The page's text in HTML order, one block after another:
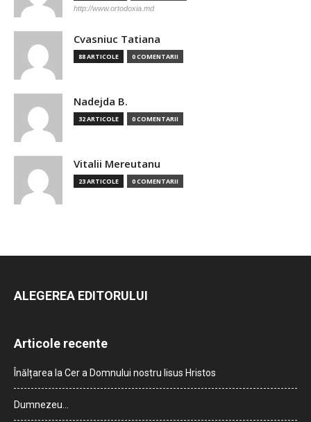
http://www.ortodoxia.md
Cvasniuc Tatiana
88 ARTICOLE 0 COMENTARII
Nadejda B.
32 ARTICOLE 0 COMENTARII
Vitalii Mereutanu
23 ARTICOLE 0 COMENTARII
ALEGEREA EDITORULUI
Articole recente
Înălțarea la Cer a Domnului nostru Iisus Hristos
Dumnezeu…